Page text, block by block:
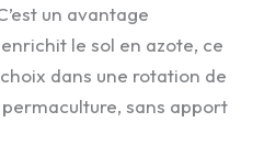
un avantage
le sol en azote, ce
dans une rotation de
sans apport